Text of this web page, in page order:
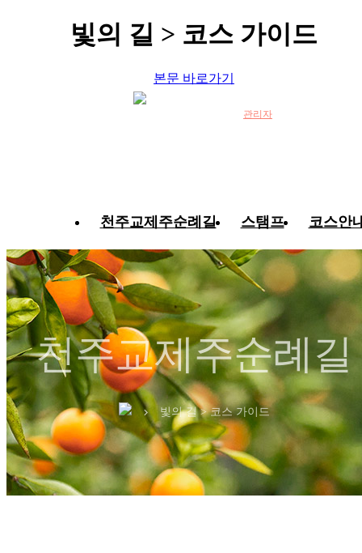
빛의 길 > 코스 가이드
본문 바로가기
천주교제주순례길 스탬프 코스안
관리자
천주교제주순례길
chevron_right 빛의 길 > 코스 가이드